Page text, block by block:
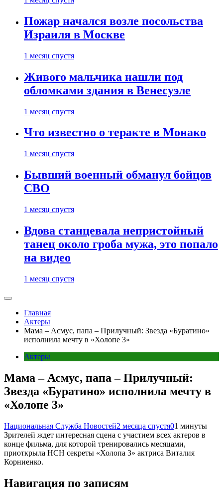
Пожар начался возле посольства
Израиля в Москве
1 месяц спустя
Живого мальчика нашли под
обломками здания в Венесуэле
1 месяц спустя
Что известно о теракте в Монако
1 месяц спустя
Бывший военный обманул бойцов
СВО
1 месяц спустя
Вдова станцевала непристойный
танец около гроба мужа, это попало
на видео
1 месяц спустя
Главная
Актеры
Мама – Асмус, папа – Прилучный: Звезда «Буратино»
исполнила мечту в «Холопе 3»
Актеры
Мама – Асмус, папа – Прилучный:
Звезда «Буратино» исполнила мечту в
«Холопе 3»
Национальная Служба Новостей2 месяца спустя01 минуты
Зрителей ждет интересная сцена с участием всех актеров в
конце фильма, для которой тренировались месяцами,
приоткрыла НСН секреты «Холопа 3» актриса Виталия
Корниенко.
Навигация по записям